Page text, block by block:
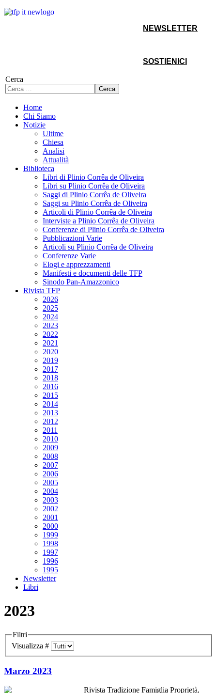
NEWSLETTER
SOSTIENICI
Cerca
Cerca
Home
Chi Siamo
Notizie
Ultime
Chiesa
Analisi
Attualità
Biblioteca
Libri di Plinio Corrêa de Oliveira
Libri su Plinio Corrêa de Oliveira
Saggi di Plinio Corrêa de Oliveira
Saggi su Plinio Corrêa de Oliveira
Articoli di Plinio Corrêa de Oliveira
Interviste a Plinio Corrêa de Oliveira
Conferenze di Plinio Corrêa de Oliveira
Pubblicazioni Varie
Articoli su Plinio Corrêa de Oliveira
Conferenze Varie
Elogi e apprezzamenti
Manifesti e documenti delle TFP
Sinodo Pan-Amazzonico
Rivista TFP
2026
2025
2024
2023
2022
2021
2020
2019
2017
2018
2016
2015
2014
2013
2012
2011
2010
2009
2008
2007
2006
2005
2004
2003
2002
2001
2000
1999
1998
1997
1996
1995
Newsletter
Libri
2023
Filtri
Visualizza #
Marzo 2023
Rivista Tradizione Famiglia Proprietà,